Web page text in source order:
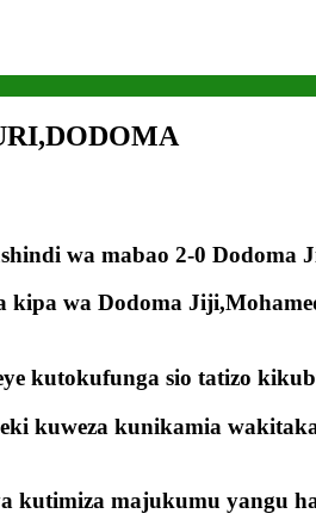
wa mabao 2-0 Dodoma
wa Dodoma
kutokufunga sio tatizo
kuweza kunikamia
majukumu yangu